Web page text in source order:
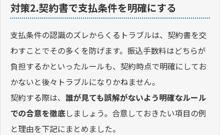
対策2.契約書で支払条件を明確にする
支払条件の認識のズレからくるトラブルは、契約書を交
わすことでその多くを防げます。振込手数料はどちらが
負担するかといったルールも、契約時点で明確にしてお
かないと後々トラブルになりかねません。
契約する際は、 誰が見ても誤解がないよう明確なルール
での合意を徹底しましょう。合意しておきたい項目の例
と理由を下記にまとめました。